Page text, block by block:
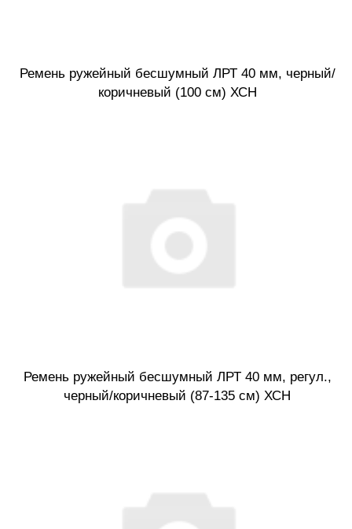
Ремень ружейный бесшумный ЛРТ 40 мм, черный/
коричневый (100 см) ХСН
Ремень ружейный бесшумный ЛРТ 40 мм, регул.,
черный/коричневый (87-135 см) ХСН